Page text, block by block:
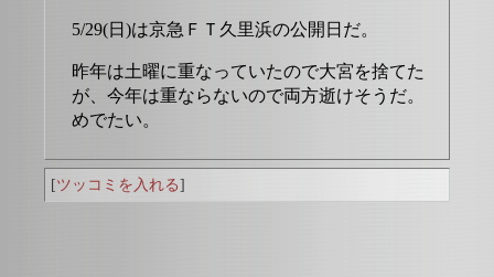
5/29(日)は京急ＦＴ久里浜の公開日だ。
昨年は土曜に重なっていたので大宮を捨てた
が、今年は重ならないので両方逝けそうだ。
めでたい。
[ツッコミを入れる]